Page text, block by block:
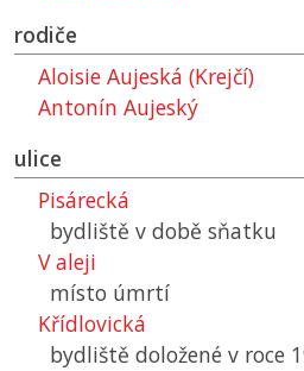
rodiče
Aloisie Aujeská (Krejčí)
Antonín Aujeský
ulice
Pisárecká
bydliště v době sňatku
V aleji
místo úmrtí
Křídlovická
bydliště doložené v roce